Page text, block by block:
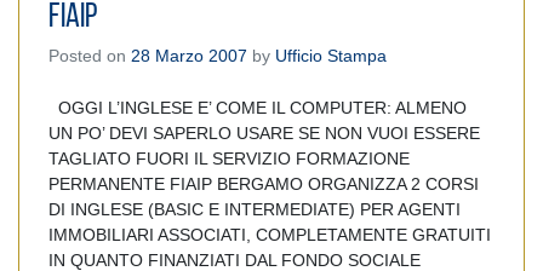
FIAIP
Posted on 28 Marzo 2007 by Ufficio Stampa
OGGI L’INGLESE E’ COME IL COMPUTER: ALMENO
UN PO’ DEVI SAPERLO USARE SE NON VUOI ESSERE
TAGLIATO FUORI IL SERVIZIO FORMAZIONE
PERMANENTE FIAIP BERGAMO ORGANIZZA 2 CORSI
DI INGLESE (BASIC E INTERMEDIATE) PER AGENTI
IMMOBILIARI ASSOCIATI, COMPLETAMENTE GRATUITI
IN QUANTO FINANZIATI DAL FONDO SOCIALE